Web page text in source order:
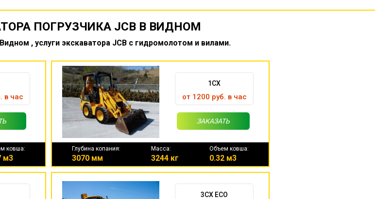
ПОГРУЗЧИКА JCB В ВИДНОМ
, услуги экскаватора JCB с гидромолотом и вилами.
в час
ковша:
м3
1CX
от 1200 руб. в час
ЗАКАЗАТЬ
Глубина копания:
3070 мм
Масса:
3244 кг
Объем ковша:
0.32 м3
3CX ECO